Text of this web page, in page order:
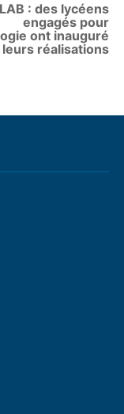
: des lycéens
engagés pour
ont inauguré
leurs réalisations